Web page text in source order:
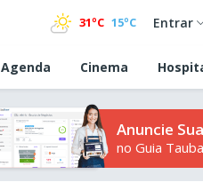
31ºC 15ºC Entrar
Agenda Cinema
Anuncie
no Guia